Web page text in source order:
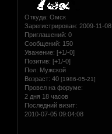
Откуда: Омск
Зарегистрирован: 2009-11-08
Приглашений: 0
Сообщений: 150
Уважение: [+1/-0]
Позитив: [+1/-0]
Пол: Мужской
Возраст: 40 [1986-05-21]
Провел на форуме:
2 дня 18 часов
Последний визит:
2010-07-05 09:04:08